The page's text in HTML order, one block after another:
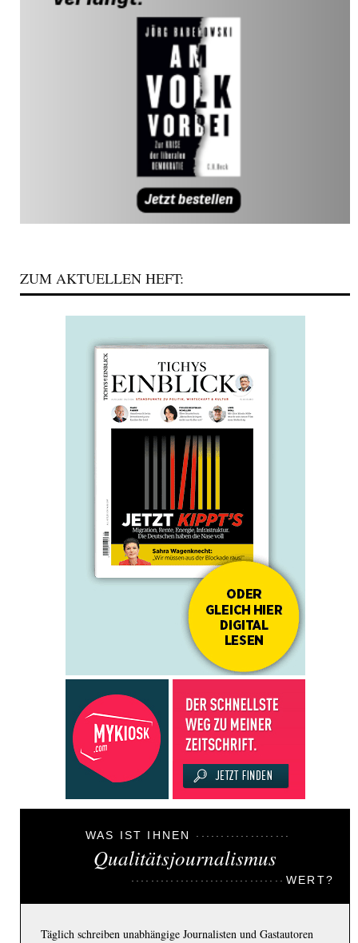
ZUM AKTUELLEN HEFT:
WAS IST IHNEN
Qualitätsjournalismus
WERT?
Täglich schreiben unabhängige Journalisten und Gastautoren